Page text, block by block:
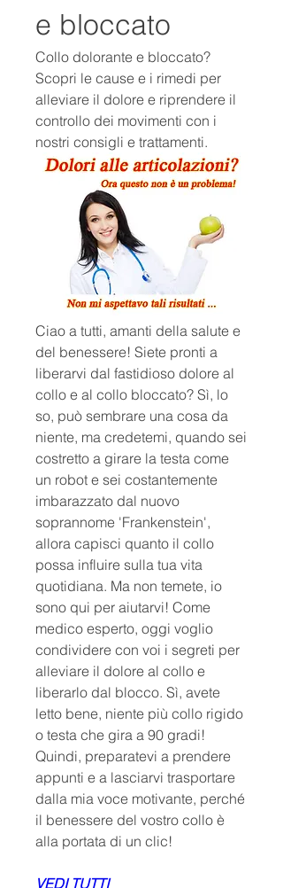
e bloccato
Collo dolorante e bloccato?
Scopri le cause e i rimedi per
alleviare il dolore e riprendere il
controllo dei movimenti con i
nostri consigli e trattamenti.
Ciao a tutti, amanti della salute e
del benessere! Siete pronti a
liberarvi dal fastidioso dolore al
collo e al collo bloccato? Sì, lo
so, può sembrare una cosa da
niente, ma credetemi, quando sei
costretto a girare la testa come
un robot e sei costantemente
imbarazzato dal nuovo
soprannome 'Frankenstein',
allora capisci quanto il collo
possa influire sulla tua vita
quotidiana. Ma non temete, io
sono qui per aiutarvi! Come
medico esperto, oggi voglio
condividere con voi i segreti per
alleviare il dolore al collo e
liberarlo dal blocco. Sì, avete
letto bene, niente più collo rigido
o testa che gira a 90 gradi!
Quindi, preparatevi a prendere
appunti e a lasciarvi trasportare
dalla mia voce motivante, perché
il benessere del vostro collo è
alla portata di un clic!
VEDI TUTTI